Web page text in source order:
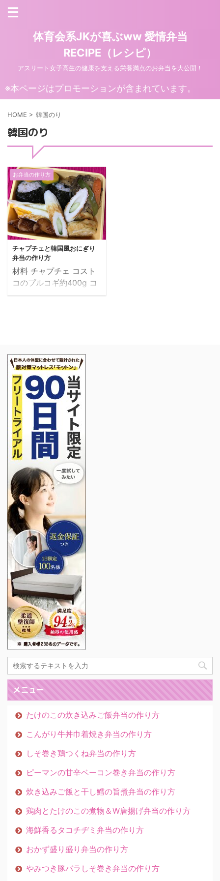
体育会系JKが喜ぶww 愛情弁当
RECIPE（レシピ）
アスリート女子高生の健康を支える栄養満点のお弁当を大公開！
※本ページはプロモーションが含まれています。
HOME > 韓国のり
韓国のり
お弁当の作り方
チャプチェと韓国風おにぎり
弁当の作り方
材料 チャプチェ コスト
コのプルコギ約400g コ
ストコの韓国春雨約
ャン小さじ1 サムジャン
大さじ1 牛脂2個 ごま油
適量 韓国風おにぎり 十
穀米入りご飯（前日のご
飯） 混ぜ込みわかめ ご
ま油少々 韓国のり2枚 ち
くわのきゅうり詰め ちく
わ1本 きゅうり1/8本 塩
少々 目玉焼き 卵1個 塩
コショウ少々 ウインナー
2本 蓮根かさね揚げ（冷
凍）2個 栗の甘露煮（瓶
入り）2個 調理時間：約
15分 作り方 ...
メニュー
たけのこの炊き込みご飯弁当の作り方
こんがり牛丼巾着焼き弁当の作り方
しそ巻き鶏つくね弁当の作り方
ピーマンの甘辛ベーコン巻き弁当の作り方
炊き込みご飯と干し鱈の旨煮弁当の作り方
鶏肉とたけのこの煮物＆W唐揚げ弁当の作り方
海鮮香るタコチヂミ弁当の作り方
おかず盛り盛り弁当の作り方
やみつき豚バラしそ巻き弁当の作り方